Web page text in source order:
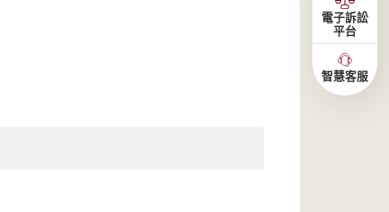
電子訴訟
平台
智慧客服